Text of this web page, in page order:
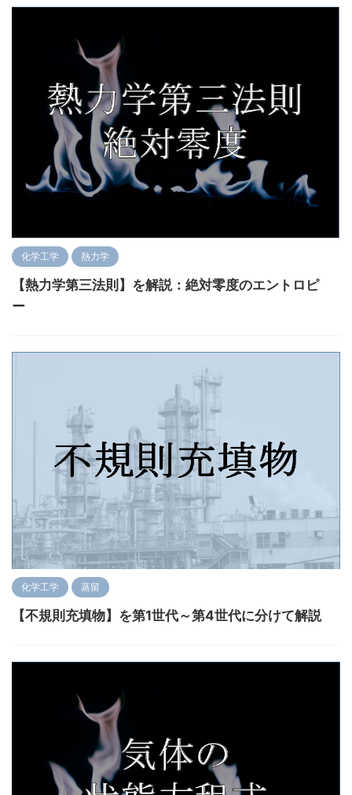
化学工学 熱力学
【熱力学第三法則】を解説：絶対零度のエントロピ
ー
化学工学 蒸留
【不規則充填物】を第1世代～第4世代に分けて解説